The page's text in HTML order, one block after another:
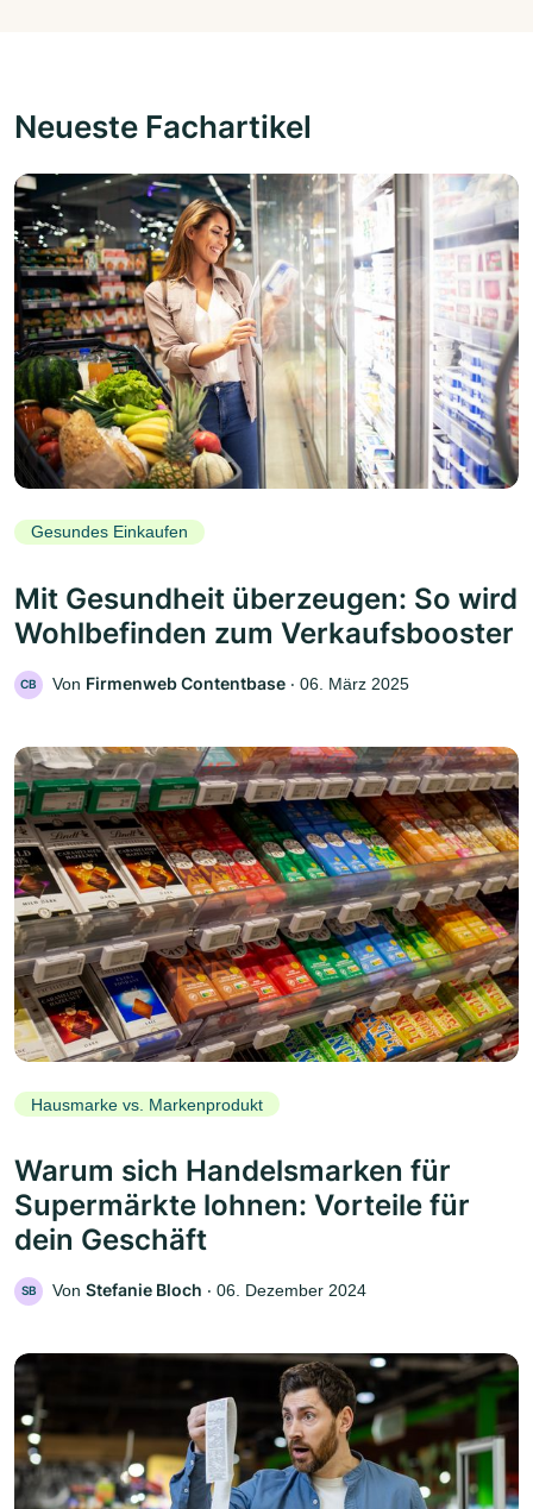
Neueste Fachartikel
Gesundes Einkaufen
Mit Gesundheit überzeugen: So wird
Wohlbefinden zum Verkaufsbooster
CB Von Firmenweb Contentbase ‧ 06. März 2025
Hausmarke vs. Markenprodukt
Warum sich Handelsmarken für
Supermärkte lohnen: Vorteile für
dein Geschäft
SB Von Stefanie Bloch ‧ 06. Dezember 2024